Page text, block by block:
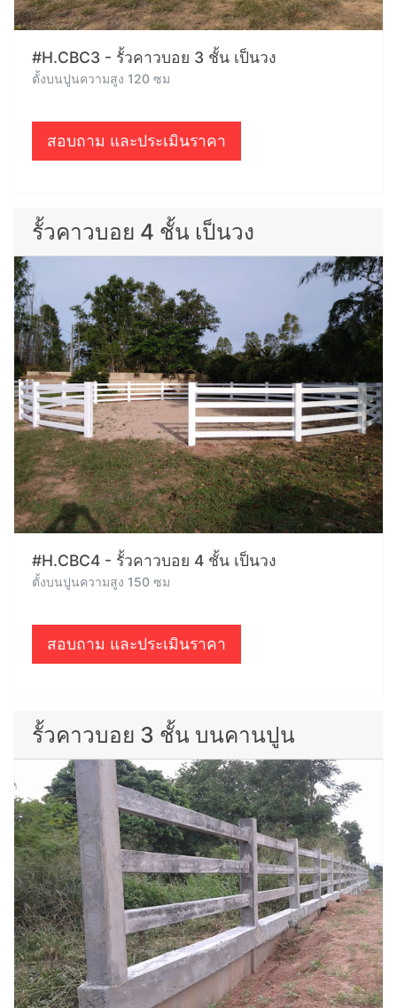
#H.CBC3 - รั้วคาวบอย 3 ชั้น เป็นวง
ตั้งบนปูนความสูง 120 ซม
สอบถาม และประเมินราคา
รั้วคาวบอย 4 ชั้น เป็นวง
#H.CBC4 - รั้วคาวบอย 4 ชั้น เป็นวง
ตั้งบนปูนความสูง 150 ซม
สอบถาม และประเมินราคา
รั้วคาวบอย 3 ชั้น บนคานปูน